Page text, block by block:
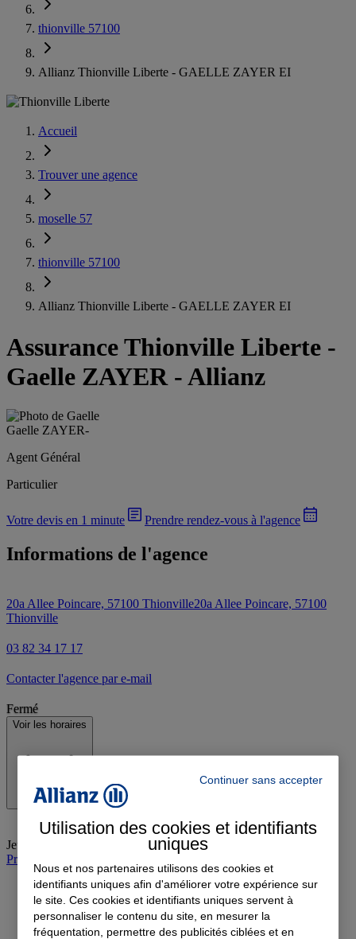
thionville 57100
Allianz Thionville Liberte - GAELLE ZAYER EI
Accueil
Trouver une agence
moselle 57
thionville 57100
Allianz Thionville Liberte - GAELLE ZAYER EI
Assurance Thionville Liberte -
Gaelle ZAYER - Allianz
Gaelle ZAYER-
Agent Général
Particulier
Votre devis en 1 minute Prendre rendez-vous à l'agence
Informations de l'agence
20a Allee Poincare, 57100 Thionville20a Allee Poincare, 57100
Thionville
03 82 34 17 17
Contacter l'agence par e-mail
Fermé
Voir les horaires
Jeudi
09:00-12:00, 14:00-18:00
Prendre rendez-vous à l'agence
Continuer sans accepter
Utilisation des cookies et identifiants
uniques
Nous et nos partenaires utilisons des cookies et
identifiants uniques afin d'améliorer votre expérience sur
le site. Ces cookies et identifiants uniques servent à
personnaliser le contenu du site, en mesurer la
fréquentation, permettre des publicités ciblées et en